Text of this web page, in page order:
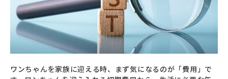
ワンちゃんを家族に迎える時、まず気になるのが「費用」で